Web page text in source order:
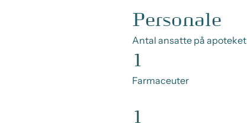
Personale
Antal ansatte på
1
Farmaceuter
1